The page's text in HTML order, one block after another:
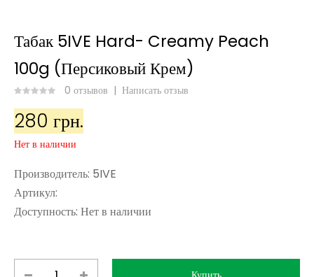
Табак 5IVE Hard- Creamy Peach
100g (Персиковый Крем)
0 отзывов | Написать отзыв
280 грн.
Нет в наличии
Производитель: 5IVE
Артикул:
Доступность: Нет в наличии